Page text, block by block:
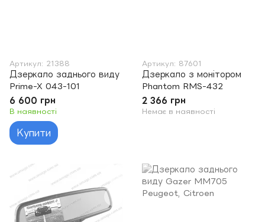
Артикул: 21388
Дзеркало заднього виду
Prime-X 043-101
6 600 грн
В наявності
Купити
Артикул: 87601
Дзеркало з монітором
Phantom RMS-432
2 366 грн
Немає в наявності